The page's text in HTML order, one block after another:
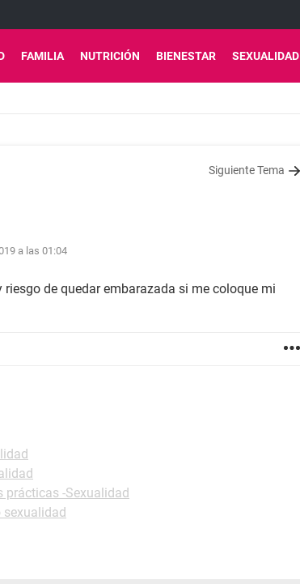
FAMILIA NUTRICIÓN BIENESTAR SEXUALIDAD
Siguiente Tema
a las 01:04
de quedar embarazada si me coloque mi
prácticas -Sexualidad
sexualidad